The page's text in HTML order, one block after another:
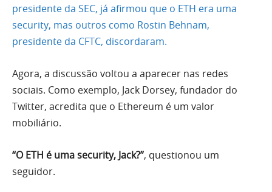
presidente da SEC, já afirmou que o ETH era uma
security, mas outros como Rostin Behnam,
presidente da CFTC, discordaram.
Agora, a discussão voltou a aparecer nas redes
sociais. Como exemplo, Jack Dorsey, fundador do
Twitter, acredita que o Ethereum é um valor
mobiliário.
“O ETH é uma security, Jack?”, questionou um
seguidor.